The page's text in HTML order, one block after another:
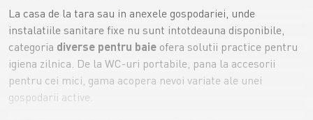
La casa de la tara sau in anexele gospodariei, unde
instalatiile sanitare fixe nu sunt intotdeauna disponibile,
categoria diverse pentru baie ofera solutii practice pentru
igiena zilnica. De la WC-uri portabile, pana la accesorii
pentru cei mici, gama acopera nevoi variate ale unei
gospodarii active.